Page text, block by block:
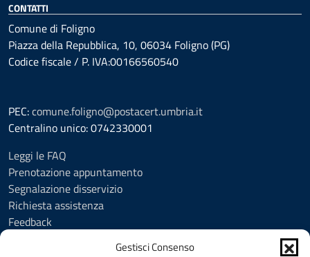
Gestisci Consenso
CONTATTI
Comune di Foligno
Piazza della Repubblica, 10, 06034 Foligno (PG)
Codice fiscale / P. IVA:00166560540
PEC:comune.foligno@postacert.umbria.it
Centralino unico: 0742330001
Leggi le FAQ
Prenotazione appuntamento
Segnalazione disservizio
Richiesta assistenza
Feedback